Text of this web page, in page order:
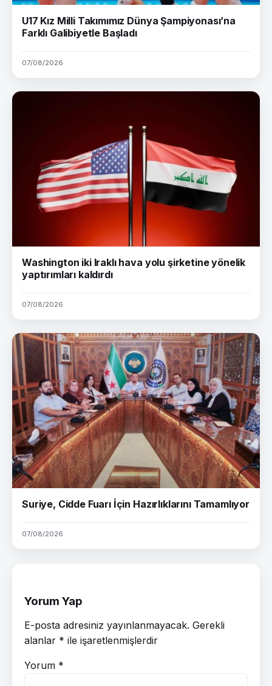
U17 Kız Milli Takımımız Dünya Şampiyonası’na
Farklı Galibiyetle Başladı
07/08/2026
Washington iki Iraklı hava yolu şirketine yönelik
yaptırımları kaldırdı
07/08/2026
Suriye, Cidde Fuarı İçin Hazırlıklarını Tamamlıyor
07/08/2026
Yorum Yap
E-posta adresiniz yayınlanmayacak. Gerekli
alanlar * ile işaretlenmişlerdir
Yorum *